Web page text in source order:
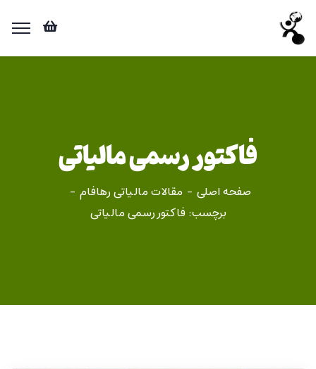
فاکتور رسمی مالیاتی
صفحه اصلی
مقالات مالیاتی رهافام
برچسب: فاکتور رسمی مالیاتی